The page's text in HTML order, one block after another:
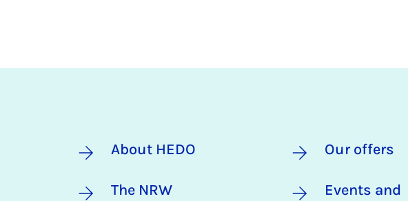
About HEDO
The NRW
Our offers
Events and